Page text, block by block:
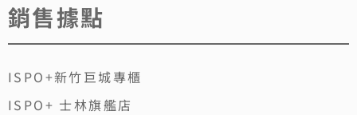
銷售據點
ISPO+新竹巨城專櫃
ISPO+ 士林旗艦店